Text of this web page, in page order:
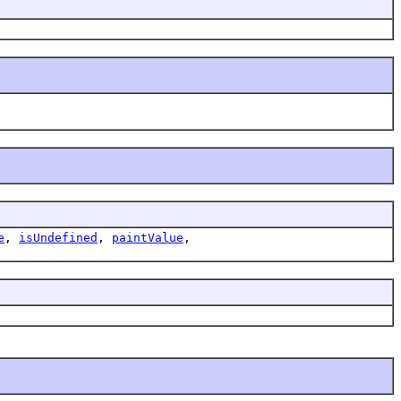
, isUndefined , paintValue ,